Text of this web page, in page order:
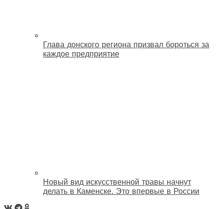
Глава донского региона призвал бороться за
каждое предприятие
Новый вид искусственной травы начнут
делать в Каменске. Это впервые в России